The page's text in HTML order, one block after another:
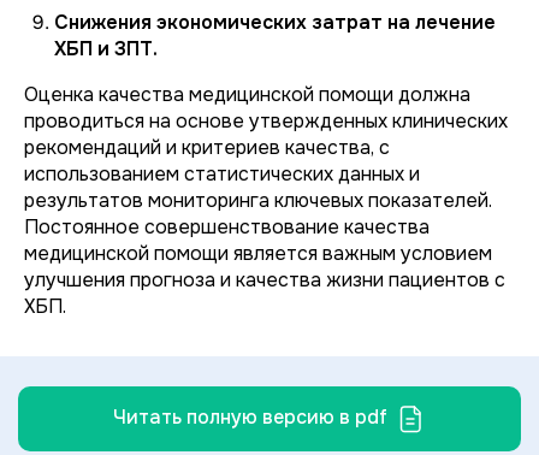
Снижения экономических затрат на лечение
ХБП и ЗПТ.
Оценка качества медицинской помощи должна
проводиться на основе утвержденных клинических
рекомендаций и критериев качества, с
использованием статистических данных и
результатов мониторинга ключевых показателей.
Постоянное совершенствование качества
медицинской помощи является важным условием
улучшения прогноза и качества жизни пациентов с
ХБП.
Читать полную версию в pdf